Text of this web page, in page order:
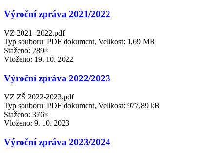
Výroční zpráva 2021/2022
VZ 2021 -2022.pdf
Typ souboru: PDF dokument, Velikost: 1,69 MB
Staženo: 289×
Vloženo: 19. 10. 2022
Výroční zpráva 2022/2023
VZ ZŠ 2022-2023.pdf
Typ souboru: PDF dokument, Velikost: 977,89 kB
Staženo: 376×
Vloženo: 9. 10. 2023
Výroční zpráva 2023/2024